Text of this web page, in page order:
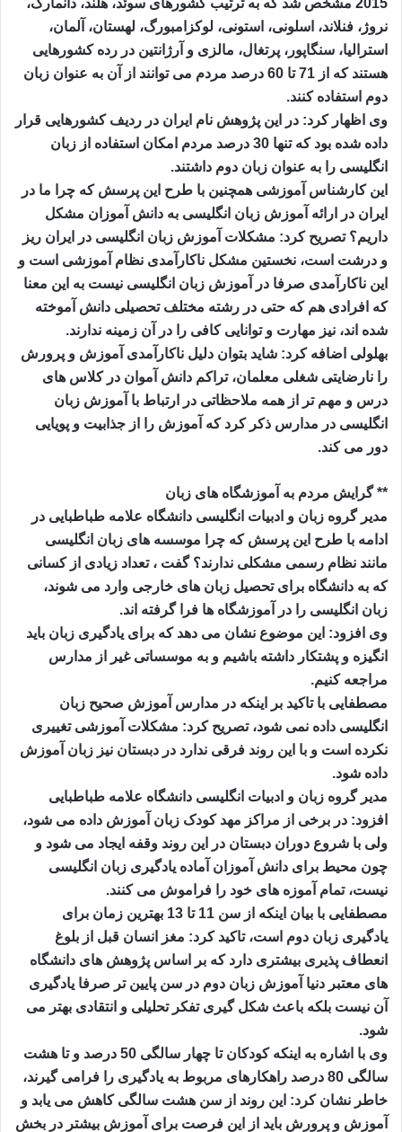
2015 مشخص شد که به ترتیب کشورهای سوئد، هلند، دانمارک،
نروژ، فنلاند، اسلونی، استونی، لوکزامبورگ، لهستان، آلمان،
استرالیا، سنگاپور، پرتغال، مالزی و آرژانتین در رده کشورهایی
هستند که از 71 تا 60 درصد مردم می توانند از آن به عنوان زبان
دوم استفاده کنند.
وی اظهار کرد: در این پژوهش نام ایران در ردیف کشورهایی قرار
داده شده بود که تنها 30 درصد مردم امکان استفاده از زبان
انگلیسی را به عنوان زبان دوم داشتند.
این کارشناس آموزشی همچنین با طرح این پرسش که چرا ما در
ایران در ارائه آموزش زبان انگلیسی به دانش آموزان مشکل
داریم؟ تصریح کرد: مشکلات آموزش زبان انگلیسی در ایران ریز
و درشت است، نخستین مشکل ناکارآمدی نظام آموزشی است و
این ناکارآمدی صرفا در آموزش زبان انگلیسی نیست به این معنا
که افرادی هم که حتی در رشته مختلف تحصیلی دانش آموخته
شده اند، نیز مهارت و توانایی کافی را در آن زمینه ندارند.
بهلولی اضافه کرد: شاید بتوان دلیل ناکارآمدی آموزش و پرورش
را نارضایتی شغلی معلمان، تراکم دانش آموان در کلاس های
درس و مهم تر از همه ملاحظاتی در ارتباط با آموزش زبان
انگلیسی در مدارس ذکر کرد که آموزش را از جذابیت و پویایی
دور می کند.
** گرایش مردم به آموزشگاه های زبان
مدیر گروه زبان و ادبیات انگلیسی دانشگاه علامه طباطبایی در
ادامه با طرح این پرسش که چرا موسسه های زبان انگلیسی
مانند نظام رسمی مشکلی ندارند؟ گفت ، تعداد زیادی از کسانی
که به دانشگاه برای تحصیل زبان های خارجی وارد می شوند،
زبان انگلیسی را در آموزشگاه ها فرا گرفته اند.
وی افزود: این موضوع نشان می دهد که برای یادگیری زبان باید
انگیزه و پشتکار داشته باشیم و به موسساتی غیر از مدارس
مراجعه کنیم.
مصطفایی با تاکید بر اینکه در مدارس آموزش صحیح زبان
انگلیسی داده نمی شود، تصریح کرد: مشکلات آموزشی تغییری
نکرده است و با این روند فرقی ندارد در دبستان نیز زبان آموزش
داده شود.
مدیر گروه زبان و ادبیات انگلیسی دانشگاه علامه طباطبایی
افزود: در برخی از مراکز مهد کودک زبان آموزش داده می شود،
ولی با شروع دوران دبستان در این روند وقفه ایجاد می شود و
چون محیط برای دانش آموزان آماده یادگیری زبان انگلیسی
نیست، تمام آموزه های خود را فراموش می کنند.
مصطفایی با بیان اینکه از سن 11 تا 13 بهترین زمان برای
یادگیری زبان دوم است، تاکید کرد: مغز انسان قبل از بلوغ
انعطاف پذیری بیشتری دارد که بر اساس پژوهش های دانشگاه
های معتبر دنیا آموزش زبان دوم در سن پایین تر صرفا یادگیری
آن نیست بلکه باعث شکل گیری تفکر تحلیلی و انتقادی بهتر می
شود.
وی با اشاره به اینکه کودکان تا چهار سالگی 50 درصد و تا هشت
سالگی 80 درصد راهکارهای مربوط به یادگیری را فرامی گیرند،
خاطر نشان کرد: این روند از سن هشت سالگی کاهش می یابد و
آموزش و پرورش باید از این فرصت برای آموزش بیشتر در بخش